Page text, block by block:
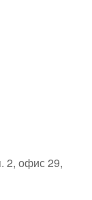
2, офис 29,